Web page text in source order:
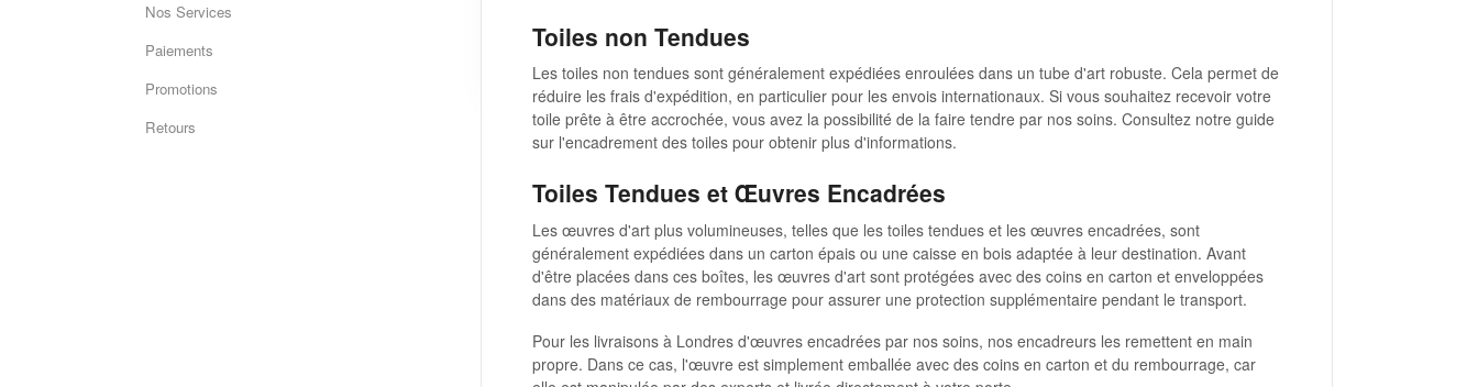
Toiles non Tendues
Les toiles non tendues sont généralement expédiées enroulées dans un tube d'art robuste. Cela permet de
réduire les frais d'expédition, en particulier pour les envois internationaux. Si vous souhaitez recevoir votre
toile prête à être accrochée, vous avez la possibilité de la faire tendre par nos soins. Consultez notre guide
sur l'encadrement des toiles pour obtenir plus d'informations.
Toiles Tendues et Œuvres Encadrées
Les œuvres d'art plus volumineuses, telles que les toiles tendues et les œuvres encadrées, sont
généralement expédiées dans un carton épais ou une caisse en bois adaptée à leur destination. Avant
d'être placées dans ces boîtes, les œuvres d'art sont protégées avec des coins en carton et enveloppées
dans des matériaux de rembourrage pour assurer une protection supplémentaire pendant le transport.
Pour les livraisons à Londres d'œuvres encadrées par nos soins, nos encadreurs les remettent en main
propre. Dans ce cas, l'œuvre est simplement emballée avec des coins en carton et du rembourrage, car
Nos Services
Paiements
Promotions
Retours